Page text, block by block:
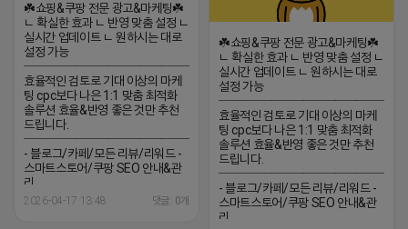
☘️쇼핑&쿠팡 전문 광고&마케팅☘️
ㄴ 확실한 효과 ㄴ 반영 맞춤 설정 ㄴ
실시간 업데이트 ㄴ 원하시는 대로
설정 가능
─────────────────
효율적인 검토로 기대 이상의 마케
팅 cpc보다 나은 1:1 맞춤 최적화
솔루션 효율&반영 좋은 것만 추천
드립니다.
─────────────────
- 블로그/카페/모든 리뷰/리워드 -
스마트스토어/쿠팡 SEO 안내&관
리
─────────────────
2026-04-17 13:48 댓글: 0개
☘️쇼핑&쿠팡 전문 광고&마케팅☘️
ㄴ 확실한 효과 ㄴ 반영 맞춤 설정 ㄴ
실시간 업데이트 ㄴ 원하시는 대로
설정 가능
─────────────────
효율적인 검토로 기대 이상의 마케
팅 cpc보다 나은 1:1 맞춤 최적화
솔루션 효율&반영 좋은 것만 추천
드립니다.
─────────────────
- 블로그/카페/모든 리뷰/리워드 -
스마트스토어/쿠팡 SEO 안내&관
리